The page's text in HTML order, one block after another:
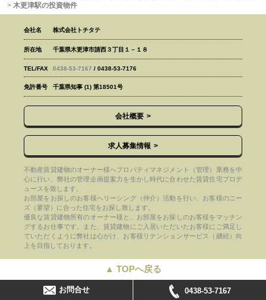
> 木更津駅の投資物件
会社名 株式会社トチタテ
所在地 千葉県木更津市請西３丁目１－１８
TEL/FAX 0438-53-7167 / 0438-53-7176
免許番号 千葉県知事 (1) 第18501号
会社概要
求人募集情報
不動産賃貸建物のオーナー様へプロパティマネジメント（管理）業務を中
心に行い、弊社の管理企画提案力を生かし時代に合わせた賃貸住宅プロデ
ュースを致します。
お部屋をお探しのお客様へリーシング（仲介）活動を行い、お客様のニー
ズ（要望）に合った住宅をお探し致します。
優良な賃貸建物所有のオーナー様と、お部屋をお探しのお客様をマッチン
グするお仕事です。また、賃貸建物にご入居いただいたお客様にご満足し
ていただくように弊社は心がけ、お客様リテンションサービス（継続）向
上を目指しております。
▲ TOPへ戻る
お問合せ 0438-53-7167